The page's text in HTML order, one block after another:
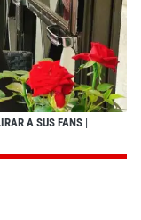
A SUS FANS |